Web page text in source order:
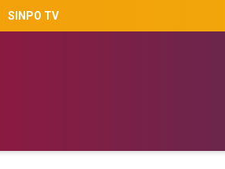
SINPO TV